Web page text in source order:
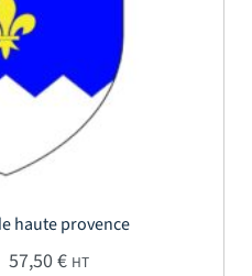
haute provence
57,50€Plage de prix : 18,00 €
HT